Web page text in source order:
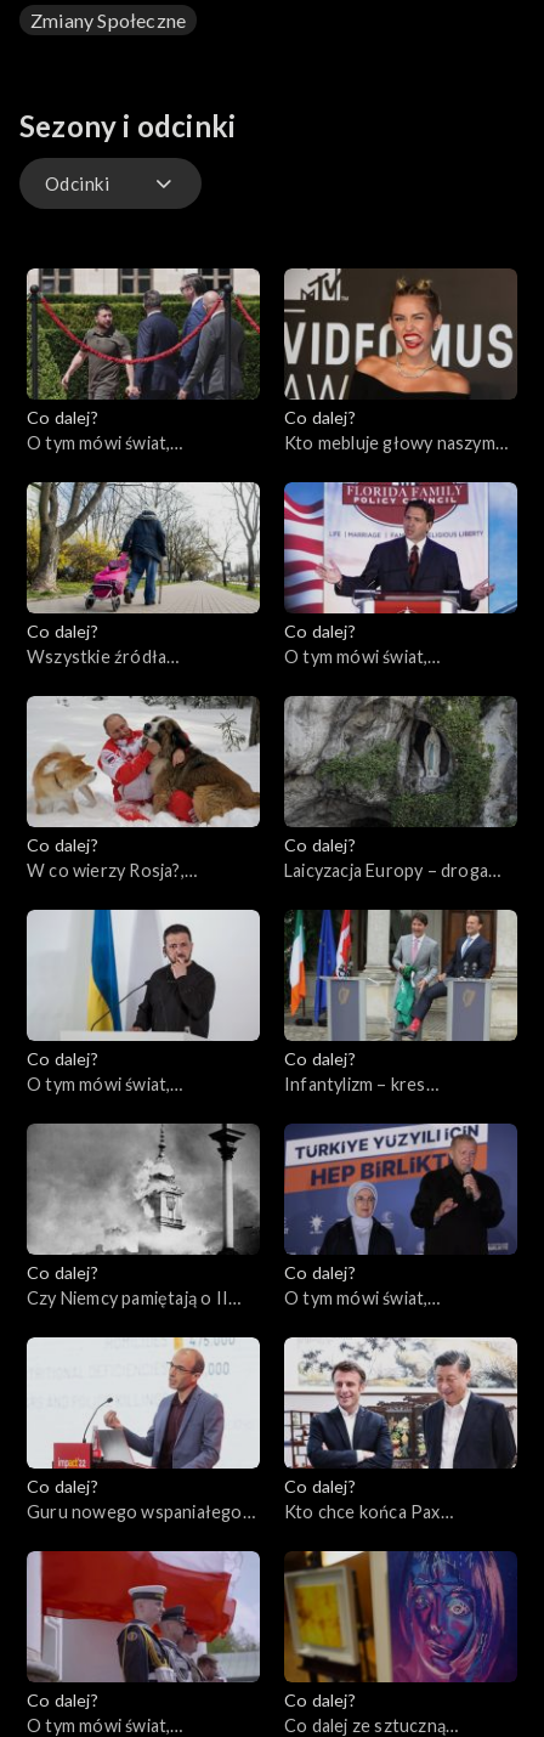
Zmiany Społeczne
Sezony i odcinki
Odcinki
Co dalej?
O tym mówi świat,
Co dalej?
Kto mebluje głowy naszym
Co dalej?
Wszystkie źródła
Co dalej?
O tym mówi świat,
Co dalej?
W co wierzy Rosja?,
Co dalej?
Laicyzacja Europy – droga
Co dalej?
O tym mówi świat,
Co dalej?
Infantylizm – kres
obywatelskiego, 18.05.2023
Co dalej?
Czy Niemcy pamiętają o II
16.05.2023
Co dalej?
O tym mówi świat,
Co dalej?
Guru nowego wspaniałego
człowieczeństwa?,
Co dalej?
Kto chce końca Pax
09.05.2023
Co dalej?
O tym mówi świat,
Co dalej?
Co dalej ze sztuczną